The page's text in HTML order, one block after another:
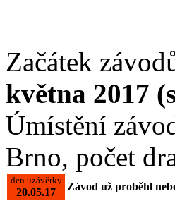
Začátek
května 2017
Úmístění
Brno, počet
den uzávěrky
20.05.17 Závod už proběhl